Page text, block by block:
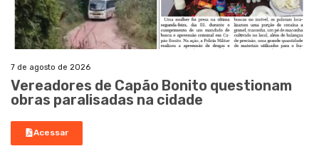
7 de agosto de 2026
Vereadores de Capão Bonito questionam
obras paralisadas na cidade
Acessar